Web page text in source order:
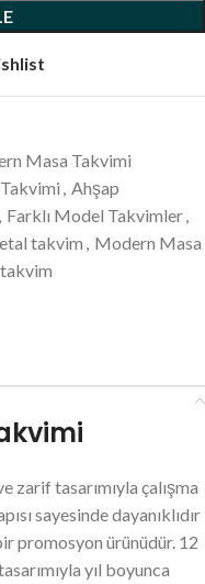
Masa Takvimi
Ahşap
Farklı Model Takvimler
takvim
Modern Masa
tasarımıyla çalışma
sayesinde dayanıklıdır
promosyon ürünüdür. 12
yıl boyunca